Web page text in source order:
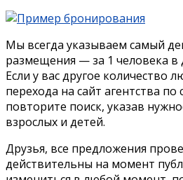
Мы всегда указываем самый
размещения — за 1 человека в
Если у вас другое количество
перехода на сайт агентства по
повторите поиск, указав
взрослых и детей.
Друзья, все предложения
действительны на момент